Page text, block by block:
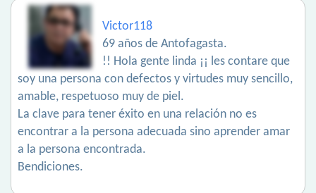
Victor118
69 años de Antofagasta.
!! Hola gente linda ¡¡ les contare que
soy una persona con defectos y virtudes muy sencillo,
amable, respetuoso muy de piel.
La clave para tener éxito en una relación no es
encontrar a la persona adecuada sino aprender amar
a la persona encontrada.
Bendiciones.